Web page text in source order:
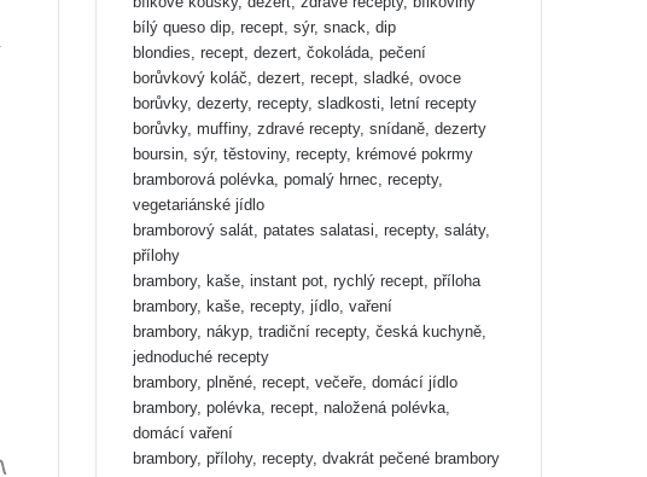
bílý queso dip, recept, sýr, snack, dip
blondies, recept, dezert, čokoláda, pečení
borůvkový koláč, dezert, recept, sladké, ovoce
borůvky, dezerty, recepty, sladkosti, letní recepty
borůvky, muffiny, zdravé recepty, snídaně, dezerty
boursin, sýr, těstoviny, recepty, krémové pokrmy
bramborová polévka, pomalý hrnec, recepty,
vegetariánské jídlo
bramborový salát, patates salatasi, recepty, saláty,
přílohy
brambory, kaše, instant pot, rychlý recept, příloha
brambory, kaše, recepty, jídlo, vaření
brambory, nákyp, tradiční recepty, česká kuchyně,
jednoduché recepty
brambory, plněné, recept, večeře, domácí jídlo
brambory, polévka, recept, naložená polévka,
domácí vaření
brambory, přílohy, recepty, dvakrát pečené brambory